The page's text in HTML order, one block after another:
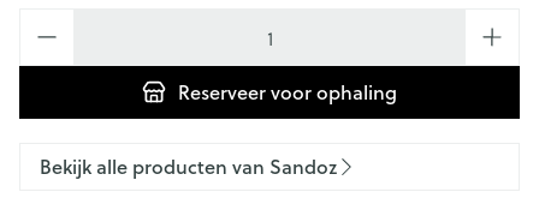
Reserveervoor ophaling
Bekijk alle producten van Sandoz